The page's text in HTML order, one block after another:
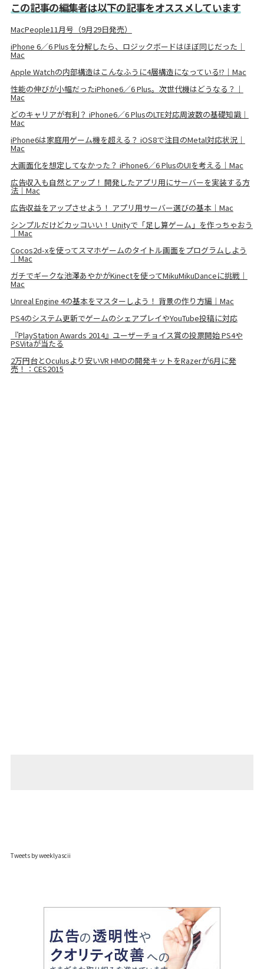
この記事の編集者は以下の記事をオススメしています
MacPeople11月号（9月29日発売）
iPhone 6／6 Plusを分解したら、ロジックボードはほぼ同じだった｜
Mac
Apple Watchの内部構造はこんなふうに4層構造になっている!?｜Mac
性能の伸びが小幅だったiPhone6／6 Plus。次世代機はどうなる？｜
Mac
どのキャリアが有利？ iPhone6／6 PlusのLTE対応周波数の基礎知識｜
Mac
iPhone6は家庭用ゲーム機を超える？ iOS8で注目のMetal対応状況｜
Mac
大画面化を想定してなかった？ iPhone6／6 PlusのUIを考える｜Mac
広告収入も自然とアップ！ 開発したアプリ用にサーバーを実装する方
法｜Mac
広告収益をアップさせよう！ アプリ用サーバー選びの基本｜Mac
シンプルだけどカッコいい！ Unityで「足し算ゲーム」を作っちゃおう
｜Mac
Cocos2d-xを使ってスマホゲームのタイトル画面をプログラムしよう
｜Mac
ガチでギークな池澤あやかがKinectを使ってMikuMikuDanceに挑戦｜
Mac
Unreal Engine 4の基本をマスターしよう！ 背景の作り方編｜Mac
PS4のシステム更新でゲームのシェアプレイやYouTube投稿に対応
『PlayStation Awards 2014』ユーザーチョイス賞の投票開始 PS4や
PSVitaが当たる
2万円台とOculusより安いVR HMDの開発キットをRazerが6月に発
売！：CES2015
Tweets by weeklyascii